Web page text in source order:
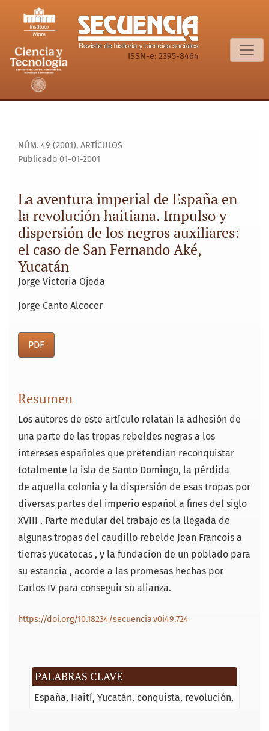
La aventura imperial de España en la revolución haitiana.
ISSN-e: 2395-8464
NÚM. 49 (2001), ARTÍCULOS
La aventura imperial de España en
la revolución haitiana. Impulso y
dispersión de los negros auxiliares:
el caso de San Fernando Aké,
Yucatán
Publicado 01-01-2001
Jorge Victoria Ojeda
Jorge Canto Alcocer
PDF
PALABRAS CLAVE
España Haití Yucatán conquista revolución
Resumen
Los autores de este artículo relatan la adhesión de
una parte de las tropas rebeldes negras a los
intereses españoles que pretendian reconquistar
totalmente la isla de Santo Domingo, la pérdida
de aquella colonia y la dispersión de esas tropas por
diversas partes del imperio español a fines del siglo
XVIII . Parte medu­lar del trabajo es la llegada de
algunas tropas del caudillo rebelde Jean Francois a
tierras yucatecas , y la fundacion de un poblado para
su estancia , acorde a las promesas hechas por
Carlos IV para con­seguir su alianza.
https://doi.org/10.18234/secuencia.v0i49.724